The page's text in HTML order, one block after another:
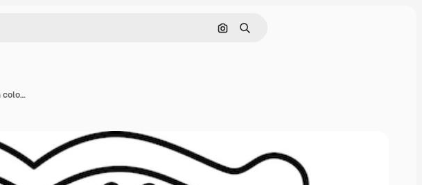
Cerca per immagine
Ricerca
Un vettore di un fantasma d'Halloween carino con un cappello di zucca in colore bianco e nero